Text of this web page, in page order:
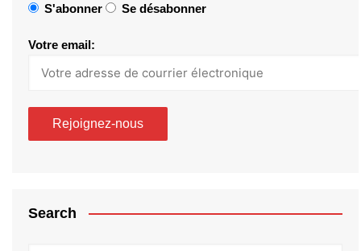
S'abonner Se désabonner
Votre email:
Search